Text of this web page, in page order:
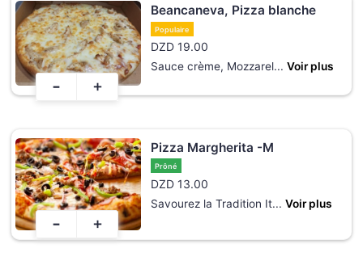
Beancaneva, Pizza blanche
Populaire
DZD 19.00
Sauce crème, Mozzarel... Voir plus
- +
Pizza Margherita -M
Prôné
DZD 13.00
Savourez la Tradition It... Voir plus
- +